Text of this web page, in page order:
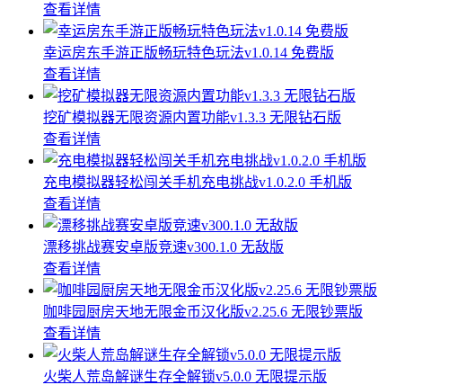
查看详情
幸运房东手游正版畅玩特色玩法v1.0.14 免费版
查看详情
挖矿模拟器无限资源内置功能v1.3.3 无限钻石版
查看详情
充电模拟器轻松闯关手机充电挑战v1.0.2.0 手机版
查看详情
漂移挑战赛安卓版竞速v300.1.0 无敌版
查看详情
咖啡园厨房天地无限金币汉化版v2.25.6 无限钞票版
查看详情
火柴人荒岛解谜生存全解锁v5.0.0 无限提示版